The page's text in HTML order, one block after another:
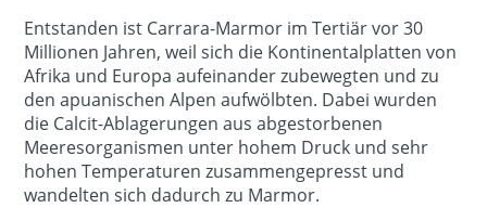
Entstanden ist Carrara-Marmor im Tertiär vor 30
Millionen Jahren, weil sich die Kontinentalplatten von
Afrika und Europa aufeinander zubewegten und zu
den apuanischen Alpen aufwölbten. Dabei wurden
die Calcit-Ablagerungen aus abgestorbenen
Meeresorganismen unter hohem Druck und sehr
hohen Temperaturen zusammengepresst und
wandelten sich dadurch zu Marmor.